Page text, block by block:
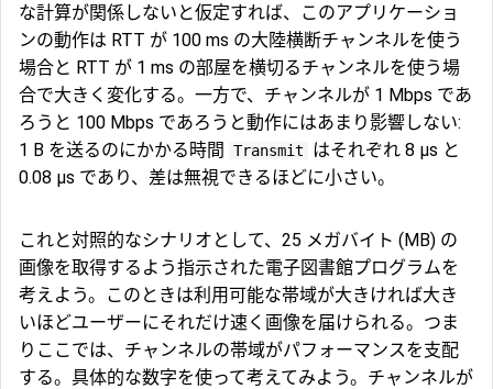
な計算が関係しないと仮定すれば、このアプリケーショ
ンの動作は RTT が 100 ms の大陸横断チャンネルを使う
場合と RTT が 1 ms の部屋を横切るチャンネルを使う場
合で大きく変化する。一方で、チャンネルが 1 Mbps であ
ろうと 100 Mbps であろうと動作にはあまり影響しない:
1 B を送るのにかかる時間
Transmit
はそれぞれ 8 μs と
0.08 μs であり、差は無視できるほどに小さい。
これと対照的なシナリオとして、25 メガバイト (MB) の
画像を取得するよう指示された電子図書館プログラムを
考えよう。このときは利用可能な帯域が大きければ大き
いほどユーザーにそれだけ速く画像を届けられる。つま
りここでは、チャンネルの帯域がパフォーマンスを支配
する。具体的な数字を使って考えてみよう。チャンネルが